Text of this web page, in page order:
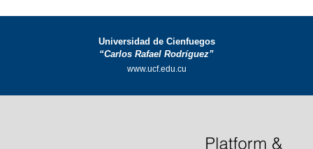
Universidad de Cienfuegos
“Carlos Rafael Rodríguez”
www.ucf.edu.cu